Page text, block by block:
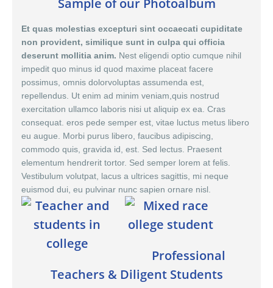
Sample of our Photoalbum
Et quas molestias excepturi sint occaecati cupiditate
non provident, similique sunt in culpa qui officia
deserunt mollitia anim. Nest eligendi optio cumque nihil
impedit quo minus id quod maxime placeat facere
possimus, omnis dolorvoluptas assumenda est,
repellendus. Ut enim ad minim veniam,quis nostrud
exercitation ullamco laboris nisi ut aliquip ex ea. Cras
consequat. eros pede semper est, vitae luctus metus libero
eu augue. Morbi purus libero, faucibus adipiscing,
commodo quis, gravida id, est. Sed lectus. Praesent
elementum hendrerit tortor. Sed semper lorem at felis.
Vestibulum volutpat, lacus a ultrices sagittis, mi neque
euismod dui, eu pulvinar nunc sapien ornare nisl.
Professional
Teachers & Diligent Students